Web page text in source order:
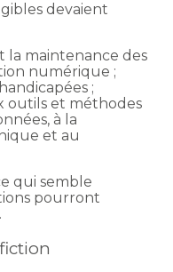
devaient
la maintenance des
numérique ;
;
outils et méthodes
à la
et au
qui semble
pourront